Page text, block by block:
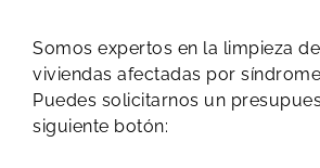
Somos expertos en la limpieza
viviendas afectadas por
Puedes solicitarnos un
siguiente botón: